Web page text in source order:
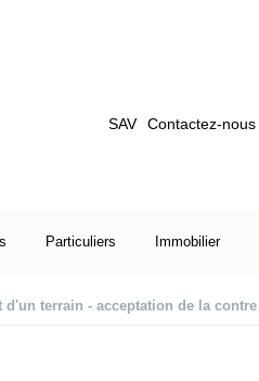
SAV Contactez-nous
Particuliers Immobilier
d'un terrain - acceptation de la